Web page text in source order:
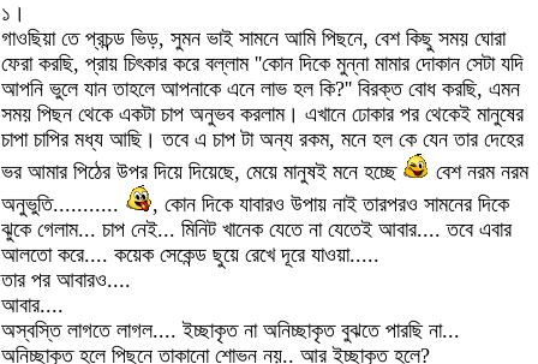
১।
গাওছিয়া তে প্রচন্ড ভিড়, সুমন ভাই সামনে আমি পিছনে, বেশ কিছু সময় ঘোরা
ফেরা করছি, প্রায় চিৎকার করে বল্লাম ''কোন দিকে মুন্না মামার দোকান সেটা যদি
আপনি ভুলে যান তাহলে আপনাকে এনে লাভ হল কি?'' বিরক্ত বোধ করছি, এমন
সময় পিছন থেকে একটা চাপ অনুভব করলাম। এখানে ঢোকার পর থেকেই মানুষের
চাপা চাপির মধ্য আছি। তবে এ চাপ টা অন্য রকম, মনে হল কে যেন তার দেহের
ভর আমার পিঠের উপর দিয়ে দিয়েছে, মেয়ে মানুষই মনে হচ্ছে
বেশ নরম নরম
অনুভুতি...........
, কোন দিকে যাবারও উপায় নাই তারপরও সামনের দিকে
ঝুকে গেলাম... চাপ নেই... মিনিট খানেক যেতে না যেতেই আবার.... তবে এবার
আলতো করে.... কয়েক সেকেন্ড ছুয়ে রেখে দূরে যাওয়া.....
তার পর আবারও....
আবার....
অস্বস্তি লাগতে লাগল.... ইচ্ছাকৃত না অনিচ্ছাকৃত বুঝতে পারছি না...
অনিচ্ছাকৃত হলে পিছনে তাকানো শোভন নয়.. আর ইচ্ছাকৃত হলে?